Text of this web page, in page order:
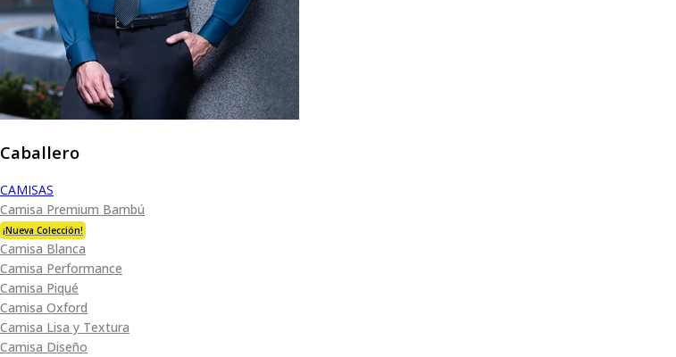
Caballero
CAMISAS
Camisa Premium Bambú
¡Nueva Colección!
Camisa Blanca
Camisa Performance
Camisa Piqué
Camisa Oxford
Camisa Lisa y Textura
Camisa Diseño